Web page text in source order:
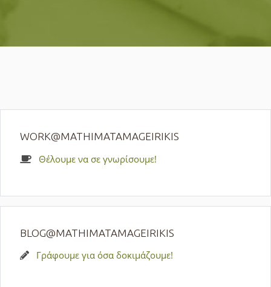
WORK@MATHIMATAMAGEIRIKIS
Θέλουμε να σε γνωρίσουμε!
BLOG@MATHIMATAMAGEIRIKIS
Γράφουμε για όσα δοκιμάζουμε!